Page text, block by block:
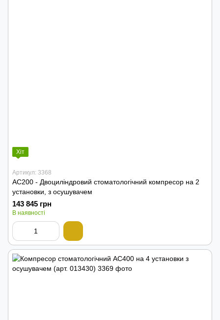
Хіт
Артикул: 3368
AC200 - Двоциліндровий стоматологічний компресор на 2
установки, з осушувачем
143 845 грн
В наявності